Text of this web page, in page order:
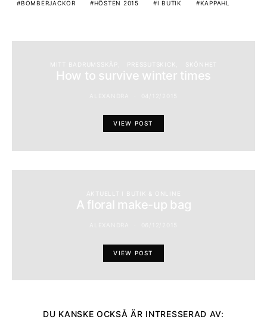
BOMBERJACKOR HÖSTEN 2015 I BUTIK KAPPAHL
MITT BADRUMSSKÅP PRESSUTSKICK SKÖNHET
How to survive winter times
VIEW POST
AKTUELLT I BUTIK & ONLINE
A floral make-up bag
VIEW POST
DU KANSKE OCKSÅ ÄR INTRESSERAD AV: